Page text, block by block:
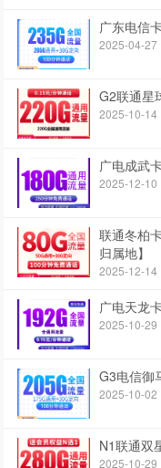
广东电信
2025-04-27
G2联通星
2025-10-14
广电成武
2025-12-10
联通冬柏
归属地】
2025-12-14
广电天龙
2025-10-29
G3电信御
2025-10-02
N1联通双
2025-10-29